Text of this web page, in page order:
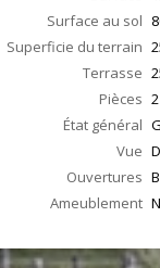
Surface au sol
Superficie du terrain
Terrasse
Pièces 2
État général
Vue
Ouvertures
Ameublement